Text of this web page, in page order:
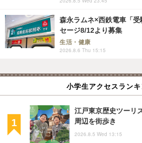
森永ラムネ×西鉄電車「
セージ8/12より募集
生活・健康
2026.8.6 Thu 15:15
小学生アクセスラン
江戸東京歴史ツーリ
周辺を街歩き
2026.8.5 Wed 13:15